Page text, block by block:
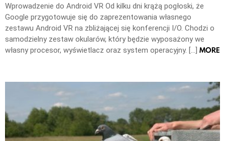
Wprowadzenie do Android VR Od kilku dni krążą pogłoski, że
Google przygotowuje się do zaprezentowania własnego
zestawu Android VR na zbliżającej się konferencji I/O. Chodzi o
samodzielny zestaw okularów, który będzie wyposażony we
własny procesor, wyświetlacz oraz system operacyjny. […] MORE